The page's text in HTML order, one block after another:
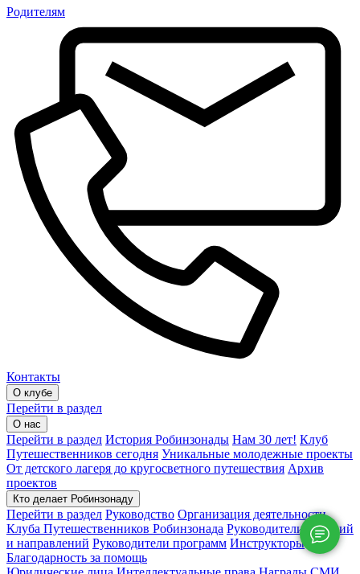
Родителям
Контакты
О клубе
Перейти в раздел
О нас
Перейти в раздел История Робинзонады Нам 30 лет! Клуб
Путешественников сегодня Уникальные молодежные проекты
От детского лагеря до кругосветного путешествия Архив
проектов
Кто делает Робинзонаду
Перейти в раздел Руководство Организация деятельности
Клуба Путешественников Робинзонада Руководители локаций
и направлений Руководители программ Инструкторы
Благодарность за помощь